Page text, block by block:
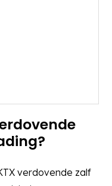
verdovende zalf